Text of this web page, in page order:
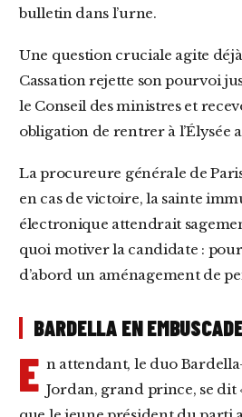
bulletin dans l’urne.
Une question cruciale agite déjà les constitutionnalistes de comptoir : que se passe-t-il si la
Cassation rejette son pourvoi
le Conseil des ministres et
obligation de rentrer à l’Élysée
La procureure générale de Paris a douché les espoirs des amateurs de vaudeville juridique :
en cas de victoire, la sainte
électronique attendrait
quoi motiver la candidate : pour
d’abord un aménagement de
BARDELLA EN
E n attendant, le duo
Jordan, grand prince, se dit